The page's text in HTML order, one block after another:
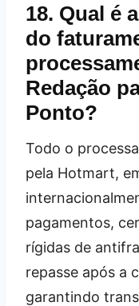
18. Qual é
do
Redação
Ponto?
Todo o
pela Hotmart,
pagamentos,
rígidas de
repasse após a
garantindo